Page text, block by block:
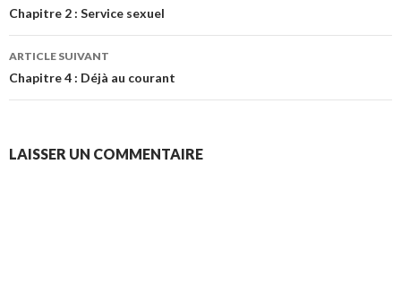
des
articles
Chapitre 2 : Service sexuel
ARTICLE SUIVANT
Chapitre 4 : Déjà au courant
LAISSER UN COMMENTAIRE